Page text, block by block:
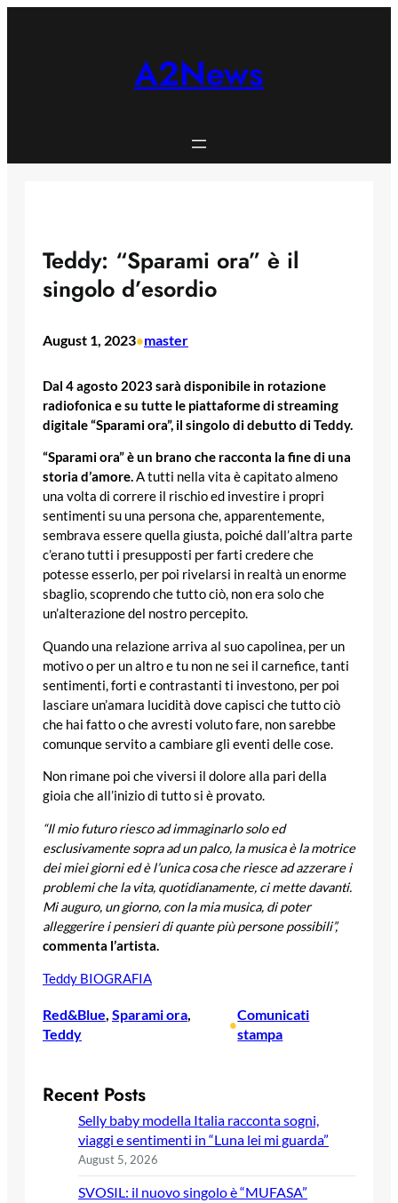
A2News
Teddy: “Sparami ora” è il
singolo d’esordio
August 1, 2023•master
Dal 4 agosto 2023 sarà disponibile in rotazione
radiofonica e su tutte le piattaforme di streaming
digitale “Sparami ora”, il singolo di debutto di Teddy.
“Sparami ora” è un brano che racconta la fine di una
storia d’amore.A tutti nella vita è capitato almeno
una volta di correre il rischio ed investire i propri
sentimenti su una persona che, apparentemente,
sembrava essere quella giusta, poiché dall’altra parte
c’erano tutti i presupposti per farti credere che
potesse esserlo, per poi rivelarsi in realtà un enorme
sbaglio, scoprendo che tutto ciò, non era solo che
un’alterazione del nostro percepito.
Quando una relazione arriva al suo capolinea, per un
motivo o per un altro e tu non ne sei il carnefice, tanti
sentimenti, forti e contrastanti ti investono, per poi
lasciare un’amara lucidità dove capisci che tutto ciò
che hai fatto o che avresti voluto fare, non sarebbe
comunque servito a cambiare gli eventi delle cose.
Non rimane poi che viversi il dolore alla pari della
gioia che all’inizio di tutto si è provato.
“Il mio futuro riesco ad immaginarlo solo ed
esclusivamente sopra ad un palco, la musica è la motrice
dei miei giorni ed è l’unica cosa che riesce ad azzerare i
problemi che la vita, quotidianamente, ci mette davanti.
Mi auguro, un giorno, con la mia musica, di poter
alleggerire i pensieri di quante più persone possibili”,
commenta l’artista.
Teddy BIOGRAFIA
Red&Blue, Sparami ora
Teddy
•
Comunicati
stampa
Recent Posts
Selly baby modella Italia racconta sogni,
viaggi e sentimenti in “Luna lei mi guarda”
August 5, 2026
SVOSIL: il nuovo singolo è “MUFASA”